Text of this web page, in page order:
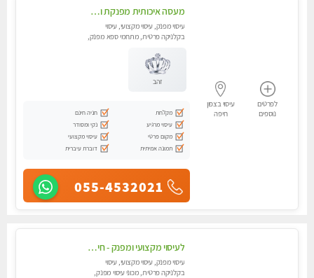
לפרטים
נוספים
עיסוי בצפון
חיפה
מעסה איכותית מפנקת ומקצועית
עיסוי מפנק, עיסוי מקצועי, עיסוי
בקלניקה פרטית, מתחמי ספא מפנק,
זהב
מקלחת
חניה חינם
עיסוי מרגיע
נקי ומסודר
מקום פרטי
עיסוי מקצועי
תמונה אמיתית
דוברת עיברית
055-4532021
לעיסוי מקצועי ומפנק - חיפה באווירה נעימה ושקטה - טל - 054-4840029
עיסוי מפנק, עיסוי מקצועי, עיסוי
בקלניקה פרטית, מכוני עיסוי מפנק,